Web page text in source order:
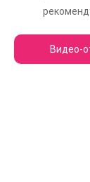
Видео-